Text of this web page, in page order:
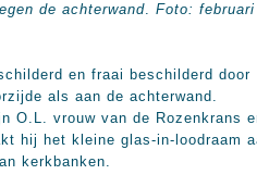
de achterwand. Foto: februari
en fraai beschilderd door
als aan de achterwand.
O.L. vrouw van de Rozenkrans
hij het kleine glas-in-loodraam
kerkbanken.